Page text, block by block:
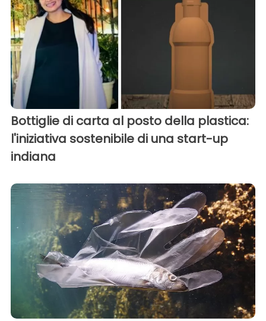
Bottiglie di carta al posto della plastica:
l'iniziativa sostenibile di una start-up
indiana